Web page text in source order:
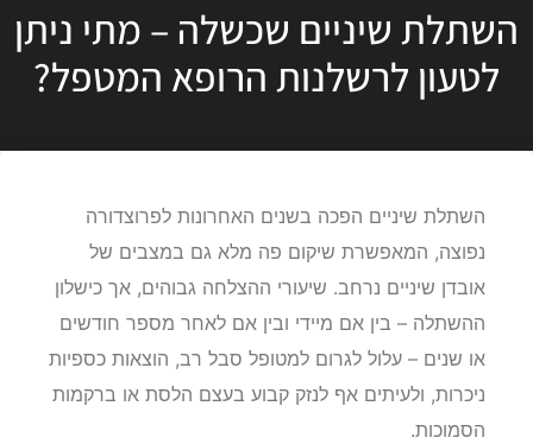
השתלת שיניים שכשלה – מתי ניתן
לטעון לרשלנות הרופא המטפל?
השתלת שיניים הפכה בשנים האחרונות לפרוצדורה
נפוצה, המאפשרת שיקום פה מלא גם במצבים של
אובדן שיניים נרחב. שיעורי ההצלחה גבוהים, אך כישלון
ההשתלה – בין אם מיידי ובין אם לאחר מספר חודשים
או שנים – עלול לגרום למטופל סבל רב, הוצאות כספיות
ניכרות, ולעיתים אף לנזק קבוע בעצם הלסת או ברקמות
הסמוכות.